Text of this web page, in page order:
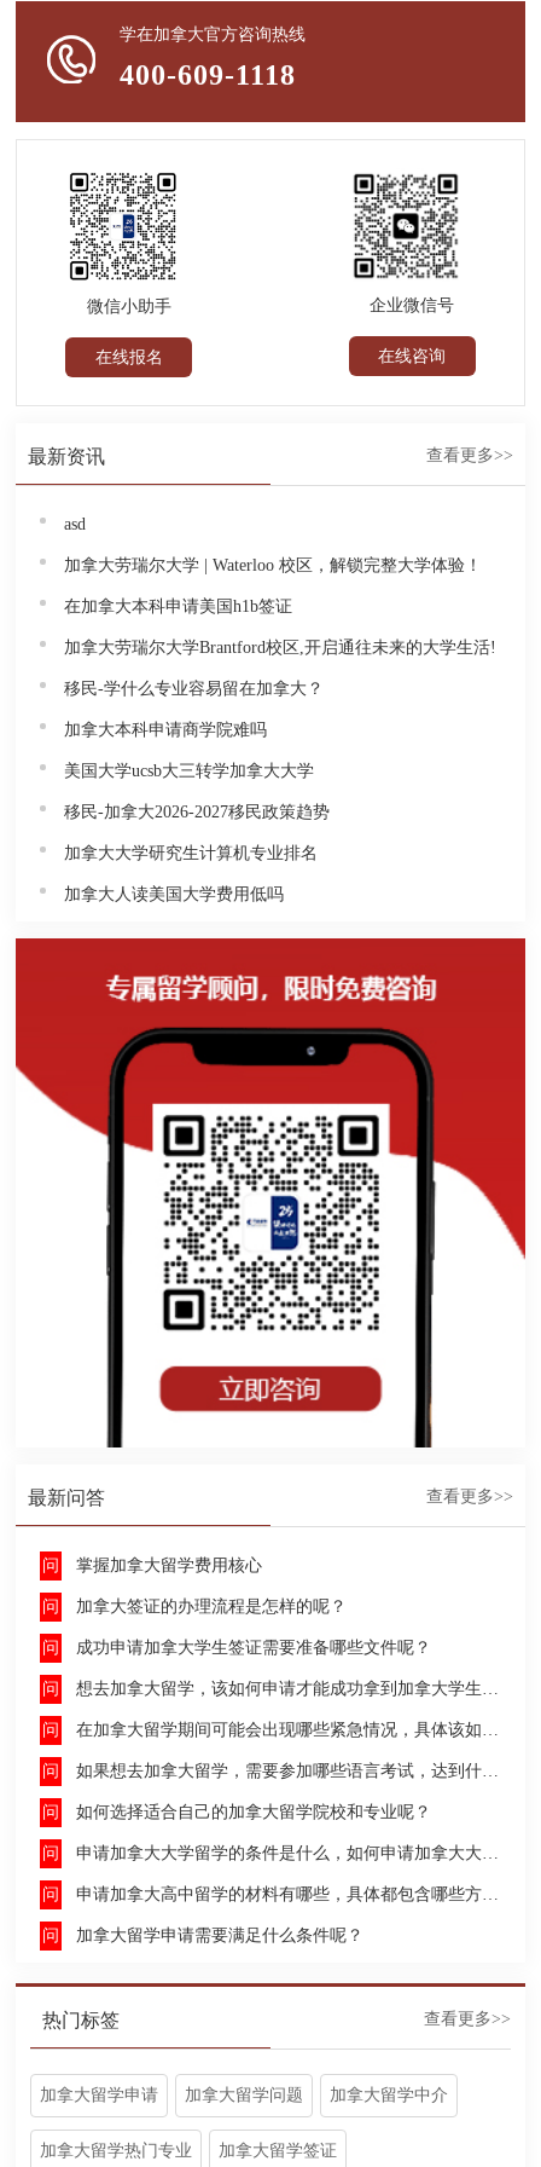
学在加拿大官方咨询热线
400-609-1118
微信小助手
在线报名
企业微信号
在线咨询
最新资讯 查看更多>>
asd
加拿大劳瑞尔大学 | Waterloo 校区，解锁完整大学体验！
在加拿大本科申请美国h1b签证
加拿大劳瑞尔大学Brantford校区,开启通往未来的大学生活!
移民-学什么专业容易留在加拿大？
加拿大本科申请商学院难吗
美国大学ucsb大三转学加拿大大学
移民-加拿大2026-2027移民政策趋势
加拿大大学研究生计算机专业排名
加拿大人读美国大学费用低吗
最新问答 查看更多>>
掌握加拿大留学费用核心
加拿大签证的办理流程是怎样的呢？
成功申请加拿大学生签证需要准备哪些文件呢？
想去加拿大留学，该如何申请才能成功拿到加拿大学生签证呢？
在加拿大留学期间可能会出现哪些紧急情况，具体该如何去处理这些紧急情况呢？
如果想去加拿大留学，需要参加哪些语言考试，达到什么水平才能申请呢？
如何选择适合自己的加拿大留学院校和专业呢？
申请加拿大大学留学的条件是什么，如何申请加拿大大学留学，留学的费用及签证申请流程是什么？
申请加拿大高中留学的材料有哪些，具体都包含哪些方面呢？
加拿大留学申请需要满足什么条件呢？
热门标签 查看更多>>
加拿大留学申请 加拿大留学问题 加拿大留学中介
加拿大留学热门专业 加拿大留学签证